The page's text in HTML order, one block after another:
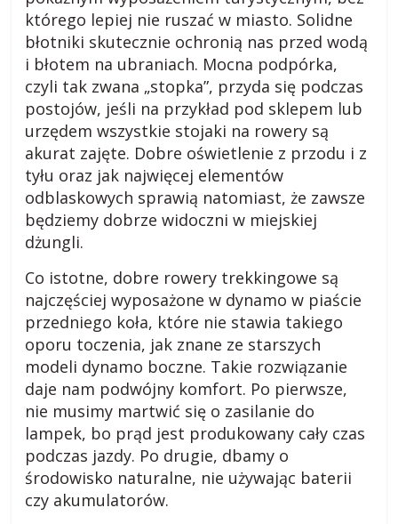
k
p
którego lepiej nie ruszać w miasto. Solidne
błotniki skutecznie ochronią nas przed wodą
i błotem na ubraniach. Mocna podpórka,
czyli tak zwana „stopka”, przyda się podczas
postojów, jeśli na przykład pod sklepem lub
urzędem wszystkie stojaki na rowery są
akurat zajęte. Dobre oświetlenie z przodu i z
tyłu oraz jak najwięcej elementów
odblaskowych sprawią natomiast, że zawsze
będziemy dobrze widoczni w miejskiej
dżungli.
Co istotne, dobre rowery trekkingowe są
najczęściej wyposażone w dynamo w piaście
przedniego koła, które nie stawia takiego
oporu toczenia, jak znane ze starszych
modeli dynamo boczne. Takie rozwiązanie
daje nam podwójny komfort. Po pierwsze,
nie musimy martwić się o zasilanie do
lampek, bo prąd jest produkowany cały czas
podczas jazdy. Po drugie, dbamy o
środowisko naturalne, nie używając baterii
czy akumulatorów.